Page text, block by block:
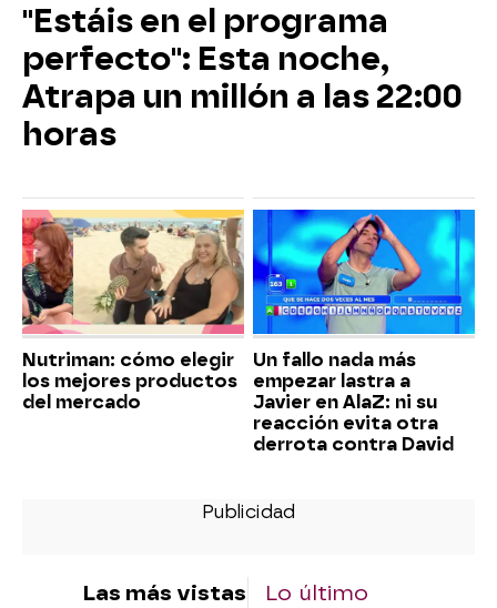
"Estáis en el programa
perfecto": Esta noche,
Atrapa un millón a las 22:00
horas
Nutriman: cómo elegir
los mejores productos
del mercado
Un fallo nada más
empezar lastra a
Javier en AlaZ: ni su
reacción evita otra
derrota contra David
Las más vistas Lo último